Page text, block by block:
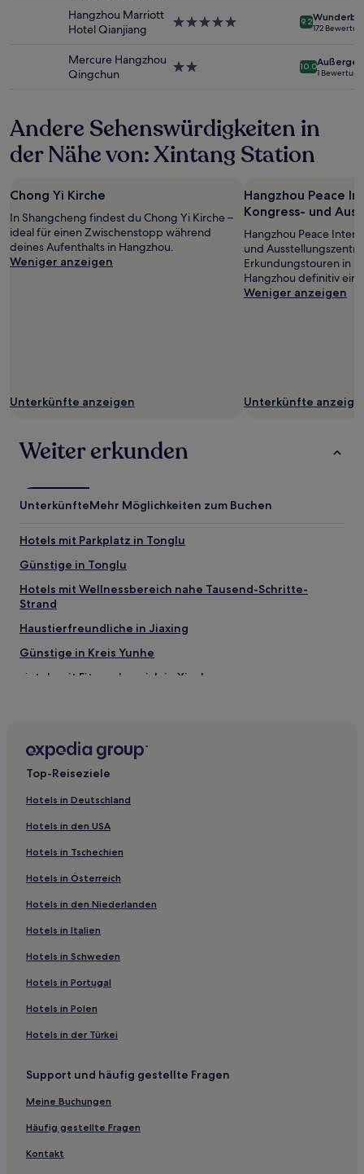
zusätzliche
Bedingungen
Hangzhou Marriott
Hotel Qianjiang
5.0-
9.2
172
Mercure Hangzhou
Qingchun
2.0-
10.0
1 Bewertung
Andere Sehenswürdigkeiten in
der Nähe von: Xintang Station
Chong Yi Kirche
In Shangcheng findest du Chong Yi Kirche –
ideal für einen Zwischenstopp während
deines Aufenthalts in Hangzhou.
Weniger anzeigen
Unterkünfte anzeigen
Hangzhou Peace
Kongress- und
Hangzhou Peace
und
Erkundungstouren in
Hangzhou definitiv
Weniger anzeigen
Unterkünfte
Weiter erkunden
UnterkünfteMehr Möglichkeiten zum Buchen
Hotels mit Parkplatz in Tonglu
Günstige in Tonglu
Hotels mit Wellnessbereich nahe Tausend-Schritte-
Strand
Haustierfreundliche in Jiaxing
Günstige in Kreis Yunhe
Hotels mit Fitnessbereich in Xinchang
Luxus in Anji
Günstige in Cixi
Hotels mit Wellnessbereich in Zhoushan
Luxus in Zhoushan
Günstige in Shangcheng
Familien in Hangzhou
Familien in Yiwu
Hotels mit Pool in Yiwu
Top-Reiseziele
Hotels in Deutschland
Hotels in den USA
Hotels in Tschechien
Hotels in Österreich
Hotels in den Niederlanden
Hotels in Italien
Hotels in Schweden
Hotels in Portugal
Hotels in Polen
Hotels in der Türkei
Support und häufig gestellte Fragen
Meine Buchungen
Häufig gestellte Fragen
Kontakt